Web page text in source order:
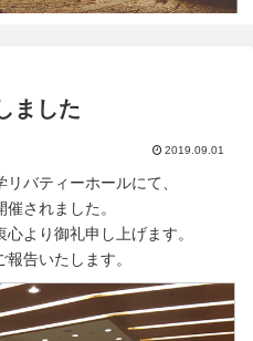
ました
2019.09.01
バティーホールにて、
されました。
より御礼申し上げます。
告いたします。